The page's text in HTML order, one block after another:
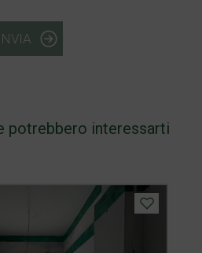
potrebbero interessarti